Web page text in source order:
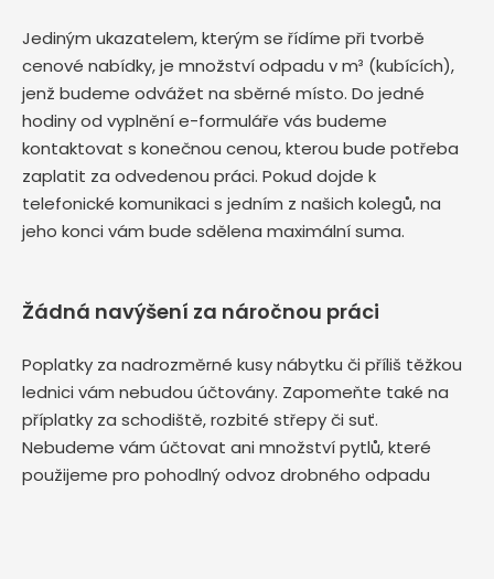
Jediným ukazatelem, kterým se řídíme při tvorbě
cenové nabídky, je množství odpadu v m³ (kubících),
jenž budeme odvážet na sběrné místo. Do jedné
hodiny od vyplnění e-formuláře vás budeme
kontaktovat s konečnou cenou, kterou bude potřeba
zaplatit za odvedenou práci. Pokud dojde k
telefonické komunikaci s jedním z našich kolegů, na
jeho konci vám bude sdělena maximální suma.
Žádná navýšení za náročnou práci
Poplatky za nadrozměrné kusy nábytku či příliš těžkou
lednici vám nebudou účtovány. Zapomeňte také na
příplatky za schodiště, rozbité střepy či suť.
Nebudeme vám účtovat ani množství pytlů, které
použijeme pro pohodlný odvoz drobného odpadu